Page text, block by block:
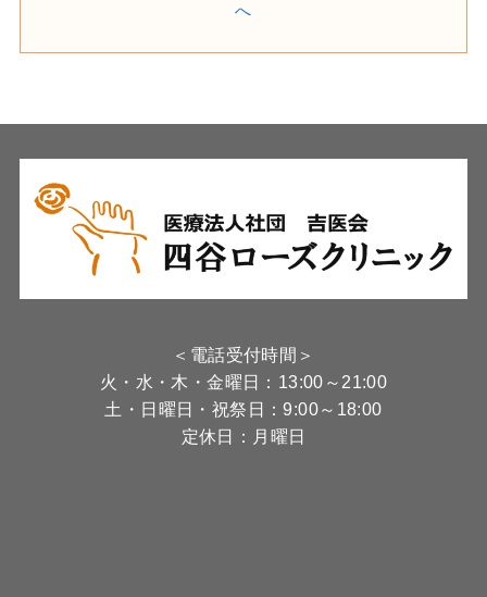
へ
＜電話受付時間＞
火・水・木・金曜日：13:00～21:00
土・日曜日・祝祭日：9:00～18:00
定休日：月曜日